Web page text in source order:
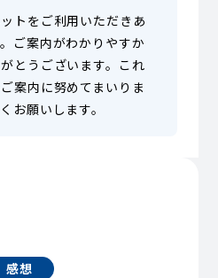
トをご利用いただきあ
ご案内がわかりやすか
とうございます。これ
案内に努めてまいりま
お願いします。
感想